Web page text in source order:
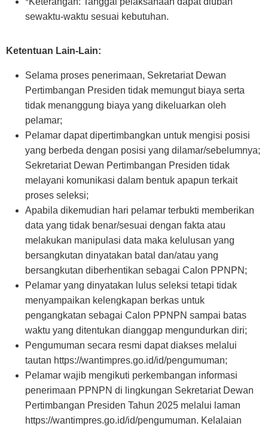
sewaktu-waktu sesuai kebutuhan.
Ketentuan Lain-Lain:
Selama proses penerimaan, Sekretariat Dewan
Pertimbangan Presiden tidak memungut biaya serta
tidak menanggung biaya yang dikeluarkan oleh
pelamar;
Pelamar dapat dipertimbangkan untuk mengisi posisi
yang berbeda dengan posisi yang dilamar/sebelumnya;
Sekretariat Dewan Pertimbangan Presiden tidak
melayani komunikasi dalam bentuk apapun terkait
proses seleksi;
Apabila dikemudian hari pelamar terbukti memberikan
data yang tidak benar/sesuai dengan fakta atau
melakukan manipulasi data maka kelulusan yang
bersangkutan dinyatakan batal dan/atau yang
bersangkutan diberhentikan sebagai Calon PPNPN;
Pelamar yang dinyatakan lulus seleksi tetapi tidak
menyampaikan kelengkapan berkas untuk
pengangkatan sebagai Calon PPNPN sampai batas
waktu yang ditentukan dianggap mengundurkan diri;
Pengumuman secara resmi dapat diakses melalui
tautan https://wantimpres.go.id/id/pengumuman;
Pelamar wajib mengikuti perkembangan informasi
penerimaan PPNPN di lingkungan Sekretariat Dewan
Pertimbangan Presiden Tahun 2025 melalui laman
https://wantimpres.go.id/id/pengumuman. Kelalaian